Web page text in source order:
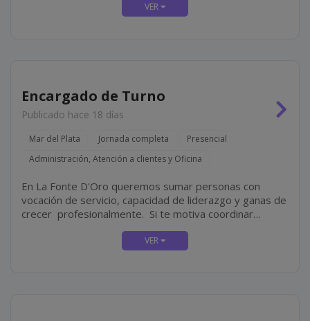
inventario de quienes venden en nuestra...
Encargado de Turno
Publicado hace 18 días
Mar del Plata Jornada completa
Presencial
Administración, Atención a clientes y Oficina
En La Fonte D'Oro queremos sumar personas con
vocación de servicio, capacidad de liderazgo y ganas de
crecer profesionalmente. Si te motiva coordinar
equipos, asegurar una excelente experiencia para
nuestros clientes y liderar la operación diaria de una